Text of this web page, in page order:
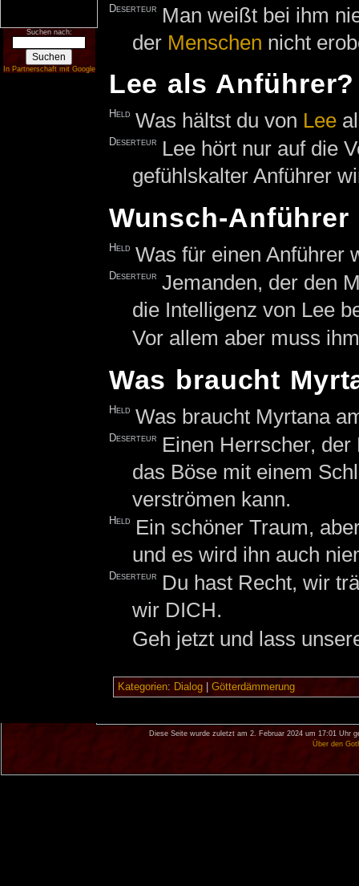
Suchen nach:
In Partnerschaft mit Google
Deserteur
Man weißt bei ihm
der Menschen nicht
Lee als Anführer?
Held Was hältst du von Lee
Deserteur
Lee hört nur auf die
gefühlskalter Anführer
Wunsch-Anführer
Held Was für einen Anführer
Deserteur Jemanden, der den
die Intelligenz von Lee
Vor allem aber muss
Was braucht
Held Was braucht Myrtana
Deserteur
Einen Herrscher,
das Böse mit einem
verströmen kann.
Held
Ein schöner Traum,
und es wird ihn auch
Deserteur
Du hast Recht, wir
wir DICH.
Geh jetzt und lass
Kategorien: Dialog| Götterdämmerung
Diese Seite wurde zuletzt am 2. Februar 2024 um 17:01 Uhr
Über den